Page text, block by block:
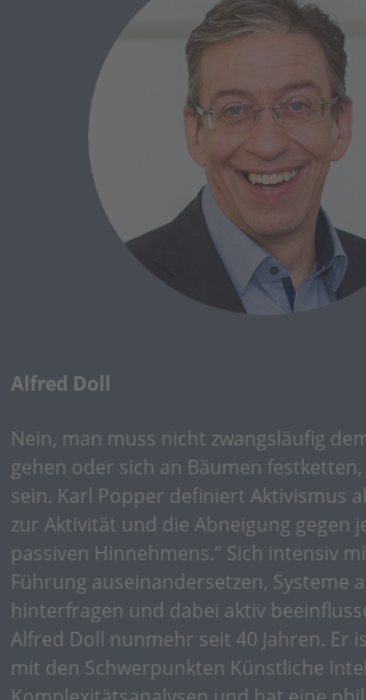
Alfred Doll
Nein, man muss nicht zwangsläufig
gehen oder sich an Bäumen
sein. Karl Popper definiert Aktivismus
zur Aktivität und die Abneigung gegen
passiven Hinnehmens.“ Sich intensiv
Führung auseinandersetzen, Systeme
hinterfragen und dabei aktiv
Alfred Doll nunmehr seit 40 Jahren. Er
mit den Schwerpunkten Künstliche